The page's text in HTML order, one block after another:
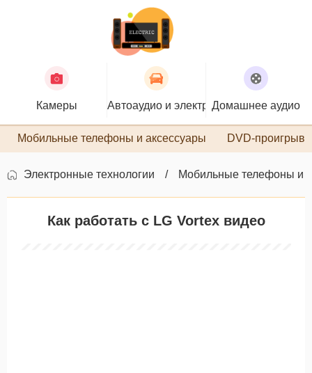
Камеры Автоаудио и электроникаДомашнее аудио
Мобильные телефоны и аксессуары DVD-
Электронные технологии Мобильные телефоны и
Как работать с LG Vortex видео